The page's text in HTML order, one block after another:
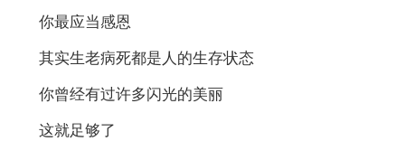
你最应当感恩
其实生老病死都是人的生存状态
你曾经有过许多闪光的美丽
这就足够了